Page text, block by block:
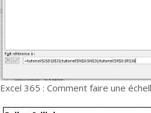
Excel 365 : Comment faire une